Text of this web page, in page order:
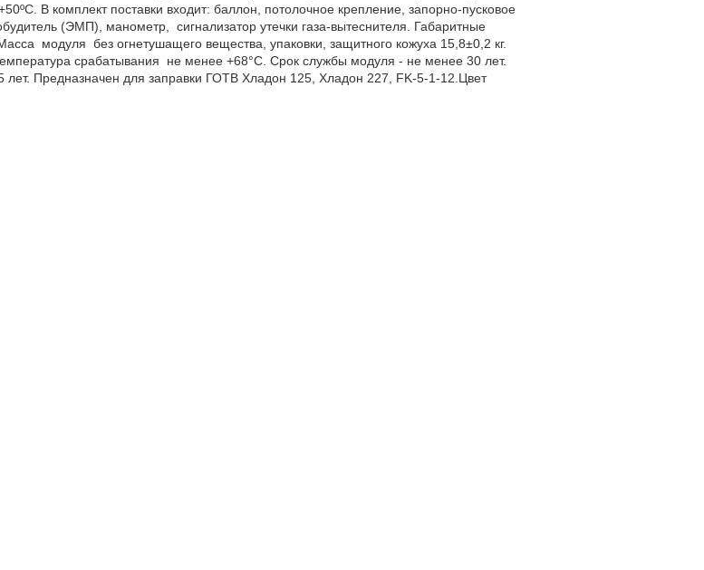
В комплект поставки входит: баллон, потолочное крепление, запорно-пусковое
(ЭМП), манометр, сигнализатор утечки газа-вытеснителя. Габаритные
модуля без огнетушащего вещества, упаковки, защитного кожуха 15,8±0,2 кг.
срабатывания не менее +68°С. Срок службы модуля - не менее 30 лет.
лет. Предназначен для заправки ГОТВ Хладон 125, Хладон 227, FK-5-1-12.Цвет